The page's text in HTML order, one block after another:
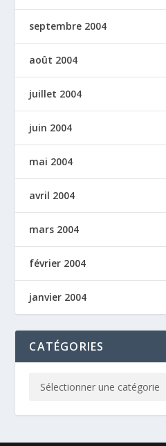
septembre 2004
août 2004
juillet 2004
juin 2004
mai 2004
avril 2004
mars 2004
février 2004
janvier 2004
CATÉGORIES